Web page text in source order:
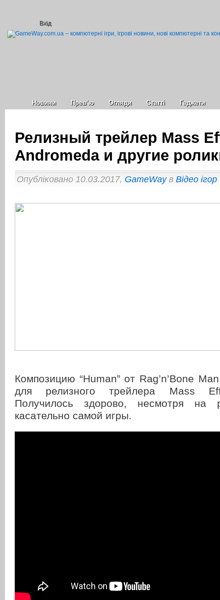
Вхід
Новини Прев’ю Огляди Статті Гаджети
Релизный трейлер Mass
Andromeda и другие
Опубліковано 10.03.2017, GameWayв Відео ігор
Композицию “Human” от Rag’n’Bone
для релизного трейлера Mass
Получилось здорово, несмотря на
касательно самой игры.